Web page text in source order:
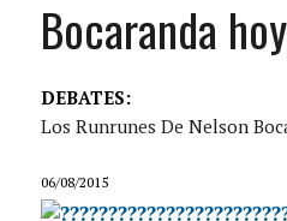
Bocaranda
DEBATES:
Los Runrunes De Nelson
06/08/2015